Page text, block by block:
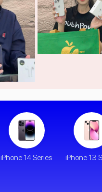
iPhone 14 Series iPhone 13